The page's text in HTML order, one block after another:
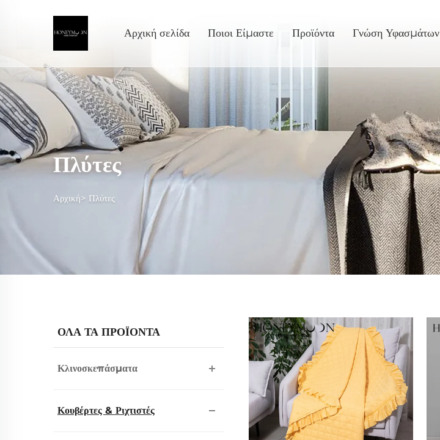
Αρχική σελίδα Ποιοι Είμαστε Προϊόντα Γνώση Υφασμάτων
Πλύτες
Αρχική> Πλύτες
ΟΛΑ ΤΑ ΠΡΟΪΟΝΤΑ
Κλινοσκεπάσματα
Κουβέρτες & Ριχτιστές